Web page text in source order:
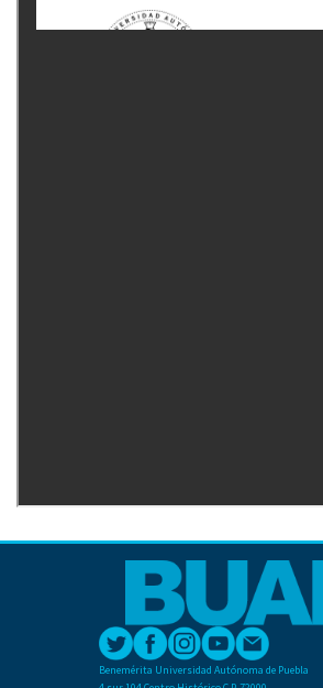
Benemérita Universidad Autónoma de Puebla